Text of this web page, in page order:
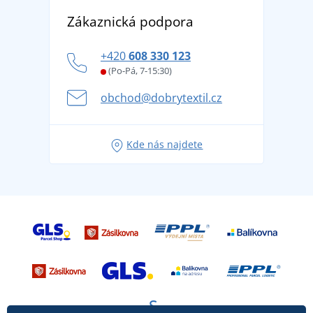
Potisk a výšivka
Věrnostní program BONTIS +
DobrýTextil pro firmy a organizace
tradicí od roku 1976
Letní dobrodružství začíná balením aneb připravte
se na dovolenou bez starostí
Zákaznická podpora
+420608 330 123
(Po-Pá, 7-15:30)
obchod@dobrytextil.cz
Kde nás najdete